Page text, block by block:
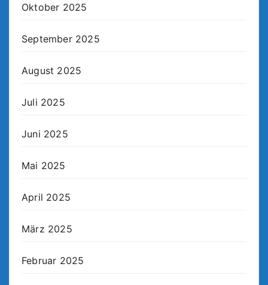
Oktober 2025
September 2025
August 2025
Juli 2025
Juni 2025
Mai 2025
April 2025
März 2025
Februar 2025